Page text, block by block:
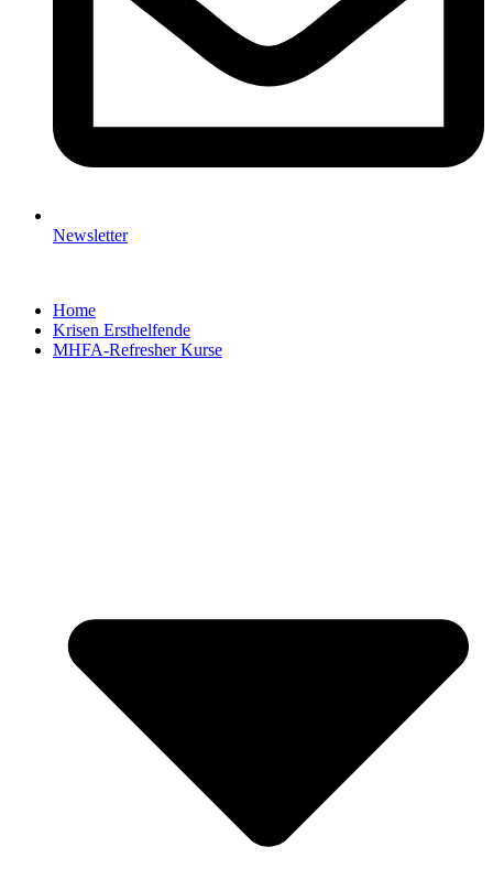
Newsletter
Home
Krisen Ersthelfende
MHFA-Refresher Kurse